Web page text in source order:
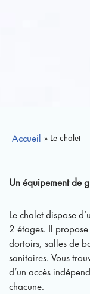
Accueil » Le chalet
Un équipement de
Le chalet dispose
2 étages. Il
dortoirs, salles de
sanitaires. Vous
d’un accès
chacune.